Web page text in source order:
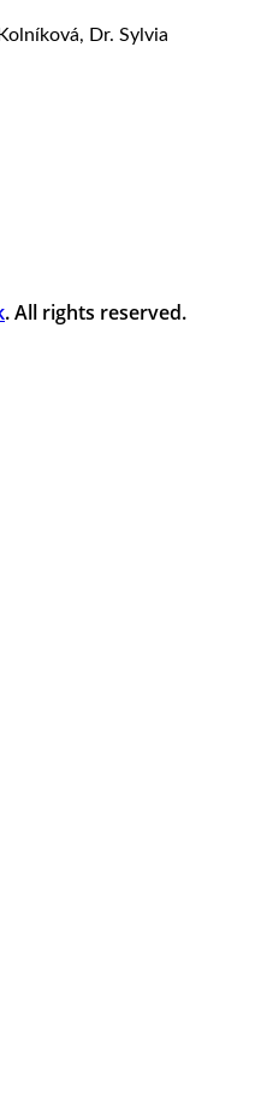
Dr. Sylvia
. All rights reserved.